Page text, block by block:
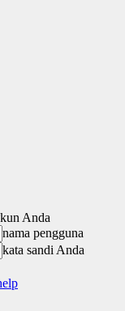
Anda
nama pengguna
kata sandi Anda